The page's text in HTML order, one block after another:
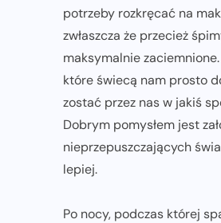
potrzeby rozkręcać na
zwłaszcza że przecież
maksymalnie
które świecą nam prosto
zostać przez nas w jakiś
Dobrym pomysłem jest
nieprzepuszczających
lepiej.
Po nocy, podczas której